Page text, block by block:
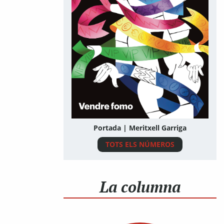
Portada | Meritxell Garriga
TOTS ELS NÚMEROS
La columna